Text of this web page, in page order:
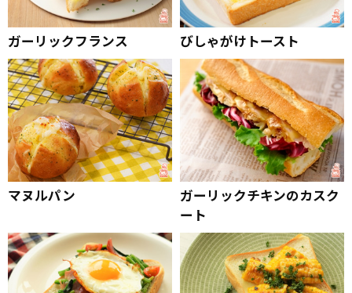
ガーリックフランス びしゃがけトースト
マヌルパン
ガーリックチキンのカスク
ート